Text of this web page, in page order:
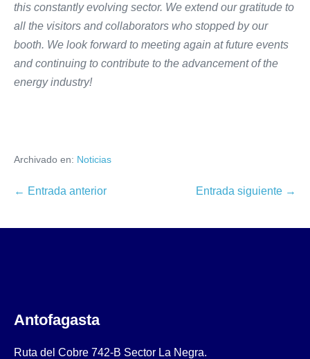
this constantly evolving sector. We extend our gratitude to
all the visitors and collaborators who stopped by our
booth. We look forward to meeting again at future events
and continuing to contribute to the advancement of the
energy industry!
Archivado en: Noticias
← Entrada anterior Entrada siguiente →
Antofagasta
Ruta del Cobre 742-B Sector La Negra.